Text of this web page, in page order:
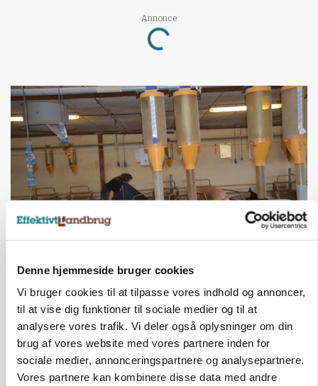
Denne hjemmeside bruger cookies
Vi bruger cookies til at tilpasse vores indhold og annoncer,
til at vise dig funktioner til sociale medier og til at
analysere vores trafik. Vi deler også oplysninger om din
brug af vores website med vores partnere inden for
sociale medier, annonceringspartnere og analysepartnere.
Vores partnere kan kombinere disse data med andre
Annonce
Loading...
Rådgiver om DB-Tjek: Små justeringer kan give
store besparelser